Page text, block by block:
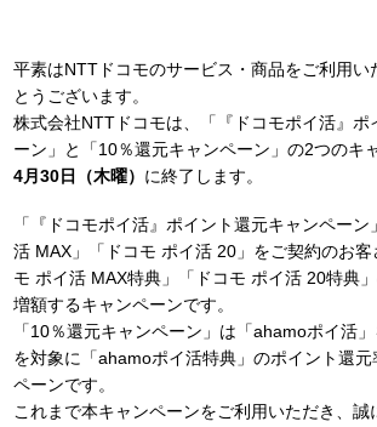
平素はNTTドコモのサービス・商品をご利用い
とうございます。
株式会社NTTドコモは、「『ドコモポイ活』ポ
ーン」と「10％還元キャンペーン」の2つのキ
4月30日（木曜） に終了します。
「『ドコモポイ活』ポイント還元キャンペー
活 MAX」「ドコモ ポイ活 20」をご契約のお客
モ ポイ活 MAX特典」「ドコモ ポイ活 20特典
増額するキャンペーンです。
「10％還元キャンペーン」は「ahamoポイ活
を対象に「ahamoポイ活特典」のポイント還
ペーンです。
これまで本キャンペーンをご利用いただき、誠